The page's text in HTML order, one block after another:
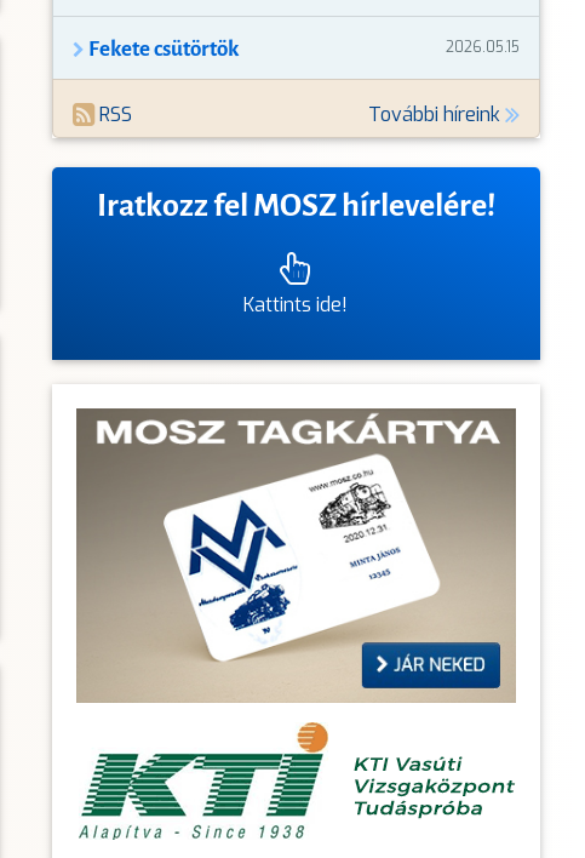
Fekete csütörtök 2026.05.15
RSS További híreink
Iratkozz fel MOSZ hírlevelére!
Kattints ide!